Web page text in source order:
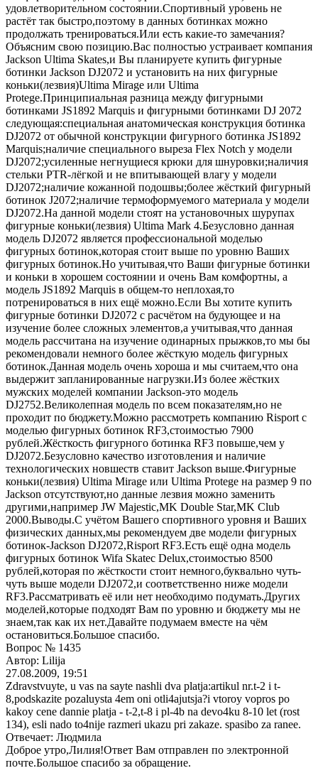
удовлетворительном состоянии.Спортивный уровень не
растёт так быстро,поэтому в данных ботинках можно
продолжать тренироваться.Или есть какие-то замечания?
Объясним свою позицию.Вас полностью устраивает компания
Jackson Ultima Skates,и Вы планируете купить фигурные
ботинки Jackson DJ2072 и установить на них фигурные
коньки(лезвия)Ultima Mirage или Ultima
Protege.Принципиальная разница между фигурными
ботинками JS1892 Marquis и фигурными ботинками DJ 2072
следующая:специальная анатомическая конструкция ботинка
DJ2072 от обычной конструкции фигурного ботинка JS1892
Marquis;наличие специального выреза Flex Notch у модели
DJ2072;усиленные негнущиеся крюки для шнуровки;наличия
стельки PTR-лёгкой и не впитывающей влагу у модели
DJ2072;наличие кожанной подошвы;более жёсткий фигурный
ботинок J2072;наличие термоформуемого материала у модели
DJ2072.На данной модели стоят на установочных шурупах
фигурные коньки(лезвия) Ultima Mark 4.Безусловно данная
модель DJ2072 является профессиональной моделью
фигурных ботинок,которая стоит выше по уровню Ваших
фигурных ботинок.Но учитывая,что Ваши фигурные ботинки
и коньки в хорошем состоянии и очень Вам комфортны, а
модель JS1892 Marquis в общем-то неплохая,то
потренироваться в них ещё можно.Если Вы хотите купить
фигурные ботинки DJ2072 с расчётом на будующее и на
изучение более сложных элементов,а учитывая,что данная
модель рассчитана на изучение одинарных прыжков,то мы бы
рекомендовали немного более жёсткую модель фигурных
ботинок.Данная модель очень хороша и мы считаем,что она
выдержит запланированные нагрузки.Из более жёстких
мужских моделей компании Jackson-это модель
DJ2752.Великолепная модель по всем показателям,но не
проходит по бюджету.Можно рассмотреть компанию Risport с
моделью фигурных ботинок RF3,стоимостью 7900
рублей.Жёсткость фигурного ботинка RF3 повыше,чем у
DJ2072.Безусловно качество изготовления и наличие
технологических новшеств ставит Jackson выше.Фигурные
коньки(лезвия) Ultima Mirage или Ultima Protege на размер 9 по
Jackson отсутствуют,но данные лезвия можно заменить
другими,например JW Majestic,MK Double Star,MK Club
2000.Выводы.С учётом Вашего спортивного уровня и Ваших
физических данных,мы рекомендуем две модели фигурных
ботинок-Jackson DJ2072,Risport RF3.Есть ещё одна модель
фигурных ботинок Wifa Skatec Delux,стоимостью 8500
рублей,которая по жёсткости стоит немного,буквально чуть-
чуть выше модели DJ2072,и соответственно ниже модели
RF3.Рассматривать её или нет необходимо подумать.Других
моделей,которые подходят Вам по уровню и бюджету мы не
знаем,так как их нет.Давайте подумаем вместе на чём
остановиться.Большое спасибо.
Вопрос № 1435
Автор: Lilija
27.08.2009, 19:51
Zdravstvuyte, u vas na sayte nashli dva platja:artikul nr.t-2 i t-
8,podskazite pozaluysta 4em oni otli4ajutsja?i vtoroy vopros po
kakoy cene dannie platja - t-2,t-8 i pl-4b na devo4ku 8-10 let (rost
134), esli nado to4nije razmeri ukazu pri zakaze. spasibo za ranee.
Отвечает: Людмила
Доброе утро,Лилия!Ответ Вам отправлен по электронной
почте.Большое спасибо за обращение.